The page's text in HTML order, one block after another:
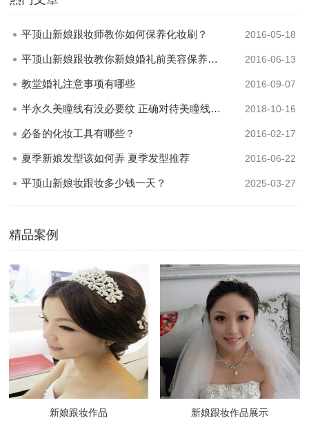
平顶山新娘跟妆师教你如何保养化妆刷？ 2016-05-18
平顶山新娘跟妆教你新娘婚礼前美容保养三部曲 2016-06-13
教堂婚礼注意事项有哪些 2016-09-07
半永久美瞳线有没必要纹 正确对待美瞳线的选择 2018-10-16
必备的化妆工具有哪些？ 2016-02-17
夏季新娘发型该如何弄 夏季发型推荐 2016-06-22
平顶山新娘妆跟妆多少钱一天？ 2025-03-27
精品案例
新娘跟妆作品 新娘跟妆作品展示